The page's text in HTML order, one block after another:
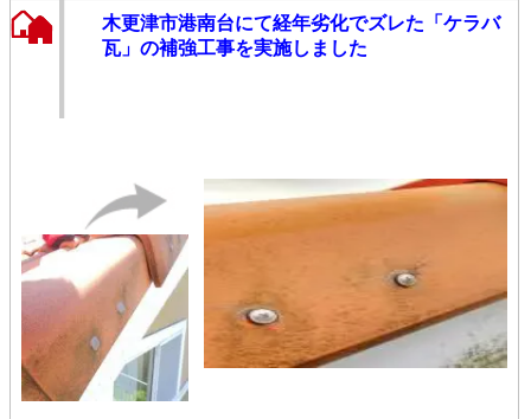
木更津市港南台にて経年劣化でズレた「ケラバ
瓦」の補強工事を実施しました